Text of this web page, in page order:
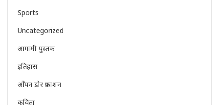
Sports
Uncategorized
आगामी पुस्तक
इतिहास
ओेपन डोर प्रकाशन
कविता